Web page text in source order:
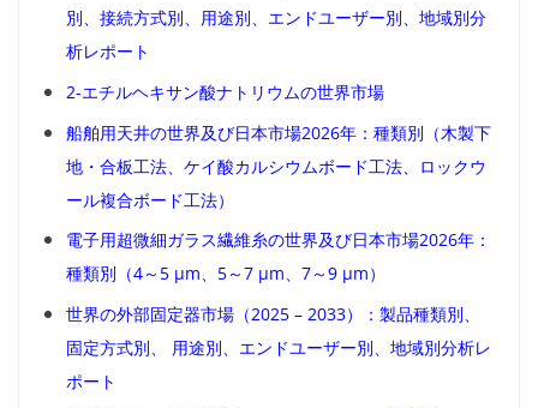
別、接続方式別、用途別、エンドユーザー別、地域別分
析レポート
2-エチルヘキサン酸ナトリウムの世界市場
船舶用天井の世界及び日本市場2026年：種類別（木製下
地・合板工法、ケイ酸カルシウムボード工法、ロックウ
ール複合ボード工法）
電子用超微細ガラス繊維糸の世界及び日本市場2026年：
種類別（4～5 μm、5～7 μm、7～9 μm）
世界の外部固定器市場（2025 – 2033）：製品種類別、
固定方式別、 用途別、エンドユーザー別、地域別分析レ
ポート